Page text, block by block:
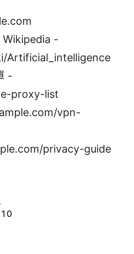
-
Artificial_intelligence
-
proxy-list
vpn-
privacy-guide
·